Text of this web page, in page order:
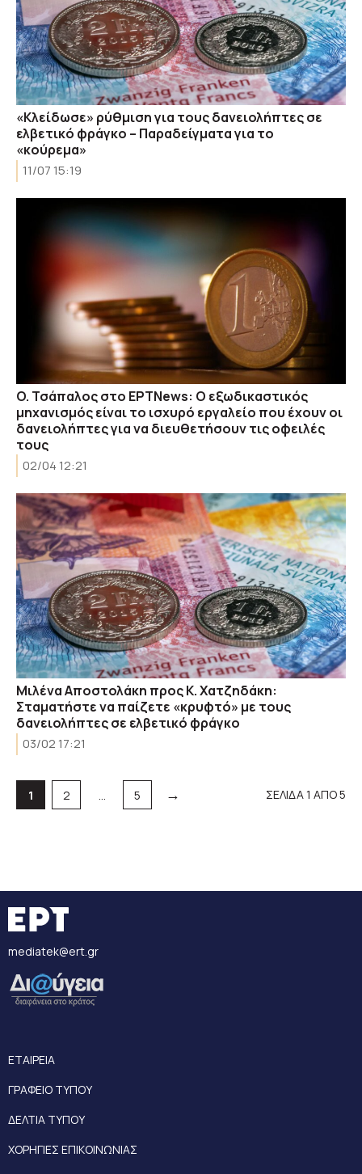
«Κλείδωσε» ρύθμιση για τους δανειολήπτες σε
ελβετικό φράγκο – Παραδείγματα για το
«κούρεμα»
11/07 15:19
O. Τσάπαλος στο EΡΤNews: Ο εξωδικαστικός
μηχανισμός είναι το ισχυρό εργαλείο που έχουν οι
δανειολήπτες για να διευθετήσουν τις οφειλές
τους
02/04 12:21
Μιλένα Αποστολάκη προς Κ. Χατζηδάκη:
Σταματήστε να παίζετε «κρυφτό» με τους
δανειολήπτες σε ελβετικό φράγκο
03/02 17:21
Σελίδα
1 Σελίδα
2 … Σελίδα
5 → ΣΕΛΙΔΑ 1 ΑΠΟ 5
mediatek@ert.gr
ΕΤΑΙΡΕΙΑ
ΓΡΑΦΕΙΟ ΤΥΠΟΥ
ΔΕΛΤΙΑ ΤΥΠΟΥ
ΧΟΡΗΓΙΕΣ ΕΠΙΚΟΙΝΩΝΙΑΣ